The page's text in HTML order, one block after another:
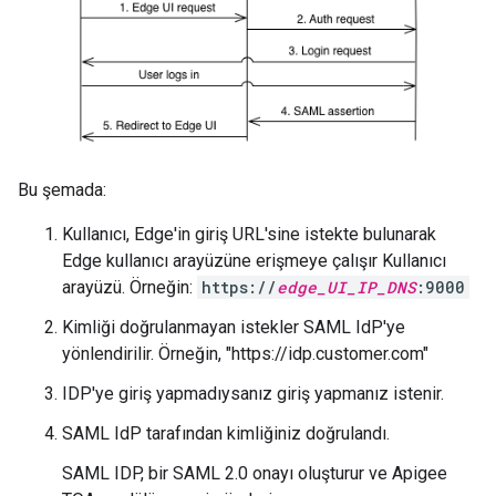
Bu şemada:
Kullanıcı, Edge'in giriş URL'sine istekte bulunarak
Edge kullanıcı arayüzüne erişmeye çalışır Kullanıcı
arayüzü. Örneğin: https://edge_UI_IP_DNS:9000
Kimliği doğrulanmayan istekler SAML IdP'ye
yönlendirilir. Örneğin, "https://idp.customer.com"
IDP'ye giriş yapmadıysanız giriş yapmanız istenir.
SAML IdP tarafından kimliğiniz doğrulandı.
SAML IDP, bir SAML 2.0 onayı oluşturur ve Apigee